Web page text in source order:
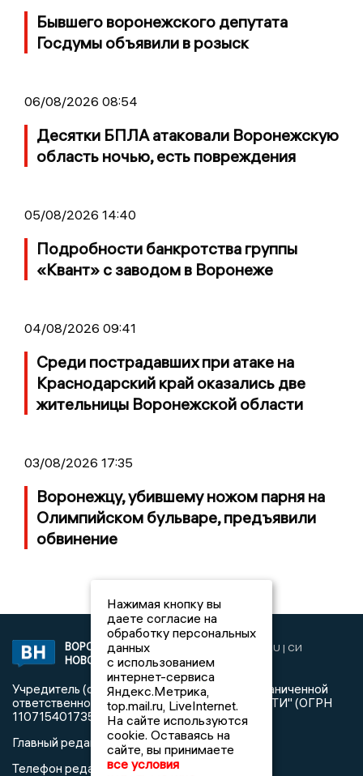
Бывшего воронежского депутата
Госдумы объявили в розыск
06/08/2026 08:54
Десятки БПЛА атаковали Воронежскую
область ночью, есть повреждения
05/08/2026 14:40
Подробности банкротства группы
«Квант» с заводом в Воронеже
04/08/2026 09:41
Среди пострадавших при атаке на
Краснодарский край оказались две
жительницы Воронежской области
03/08/2026 17:35
Воронежцу, убившему ножом парня на
Олимпийском бульваре, предъявили
обвинение
ВОРОНЕЖСКИЕ
НОВОСТИ
2019 © VORONEZHNEWS.RU | СИ
«Воронежские новости»
Учредитель (соучредители): Общество с ограниченной
ответственностью "РЕГИОНАЛЬНЫЕ НОВОСТИ" (ОГРН
1107154017354)
Главный редактор: Пирогов А.А.
Телефон редакции: +7 (473) 262 77 92
Нажимая кнопку вы
даете согласие на
обработку персональных
данных
с использованием
интернет-сервиса
Яндекс.Метрика,
top.mail.ru, LiveInternet.
На сайте используются
cookie. Оставаясь на
сайте, вы принимаете
все условия